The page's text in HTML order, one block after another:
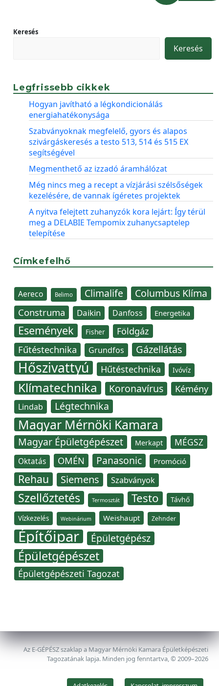
Keresés
Keresés
Legfrissebb cikkek
Hogyan javítható a légkondicionálás
energiahatékonysága
Szabványoknak megfelelő, gyors és alapos
szivárgáskeresés a testo 513, 514 és 515 EX
segítségével
Megmenthető az izzadó áramhálózat
Még nincs meg a recept a vízjárási szélsőségek
kezelésére, de vannak ígéretes projektek
A nyitva felejtett zuhanyzók kora lejárt: Így térül
meg a DELABIE Tempomix zuhanycsaptelep
telepítése
Címkefelhő
Aereco Belimo Climalife Columbus Klíma
Construma Daikin Danfoss Energetika
Események Fisher Földgáz
Fűtéstechnika Grundfos Gázellátás
Hőszivattyú Hűtéstechnika Ivóvíz
Klímatechnika Koronavírus Kémény
Lindab Légtechnika
Magyar Mérnöki Kamara
Magyar Épületgépészet Merkapt MÉGSZ
Oktatás OMÉN Panasonic Promóció
Rehau Siemens Szabványok
Szellőztetés Termosztát Testo Távhő
Vízkezelés Webinárium Weishaupt Zehnder
Építőipar Épületgépész
Épületgépészet
Épületgépészeti Tagozat
Az E-GÉPÉSZ szaklap a Magyar Mérnöki Kamara Épületképészeti
Tagozatának lapja. Minden jog fenntartva, © 2009–2026